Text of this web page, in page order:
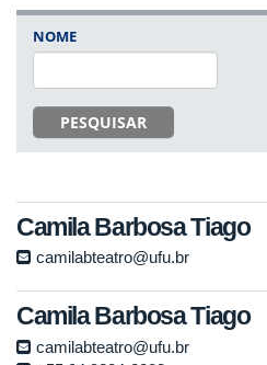
NOME
PESQUISAR
Camila Barbosa Tiago
camilabteatro@ufu.br
Camila Barbosa Tiago
camilabteatro@ufu.br